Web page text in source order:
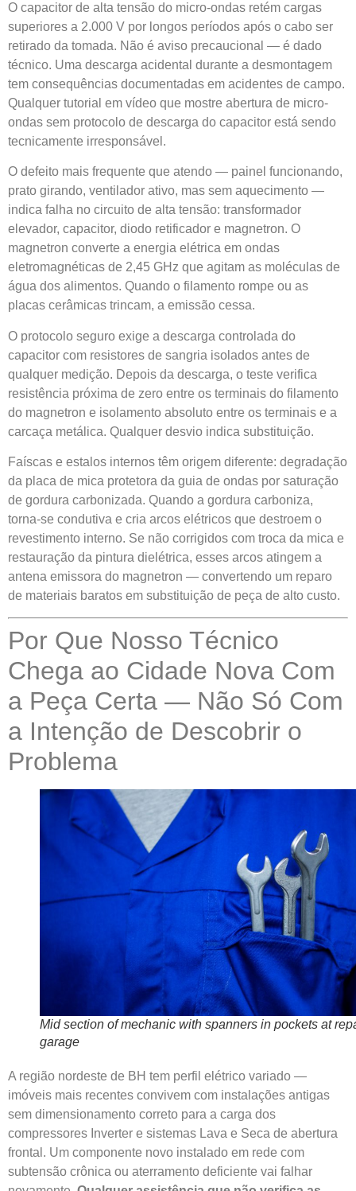
O capacitor de alta tensão do micro-ondas retém cargas
superiores a 2.000 V por longos períodos após o cabo ser
retirado da tomada. Não é aviso precaucional — é dado
técnico. Uma descarga acidental durante a desmontagem
tem consequências documentadas em acidentes de campo.
Qualquer tutorial em vídeo que mostre abertura de micro-
ondas sem protocolo de descarga do capacitor está sendo
tecnicamente irresponsável.
O defeito mais frequente que atendo — painel funcionando,
prato girando, ventilador ativo, mas sem aquecimento —
indica falha no circuito de alta tensão: transformador
elevador, capacitor, diodo retificador e magnetron. O
magnetron converte a energia elétrica em ondas
eletromagnéticas de 2,45 GHz que agitam as moléculas de
água dos alimentos. Quando o filamento rompe ou as
placas cerâmicas trincam, a emissão cessa.
O protocolo seguro exige a descarga controlada do
capacitor com resistores de sangria isolados antes de
qualquer medição. Depois da descarga, o teste verifica
resistência próxima de zero entre os terminais do filamento
do magnetron e isolamento absoluto entre os terminais e a
carcaça metálica. Qualquer desvio indica substituição.
Faíscas e estalos internos têm origem diferente: degradação
da placa de mica protetora da guia de ondas por saturação
de gordura carbonizada. Quando a gordura carboniza,
torna-se condutiva e cria arcos elétricos que destroem o
revestimento interno. Se não corrigidos com troca da mica e
restauração da pintura dielétrica, esses arcos atingem a
antena emissora do magnetron — convertendo um reparo
de materiais baratos em substituição de peça de alto custo.
Por Que Nosso Técnico
Chega ao Cidade Nova Com
a Peça Certa — Não Só Com
a Intenção de Descobrir o
Problema
Mid section of mechanic with spanners in pockets at
garage
A região nordeste de BH tem perfil elétrico variado —
imóveis mais recentes convivem com instalações antigas
sem dimensionamento correto para a carga dos
compressores Inverter e sistemas Lava e Seca de abertura
frontal. Um componente novo instalado em rede com
subtensão crônica ou aterramento deficiente vai falhar